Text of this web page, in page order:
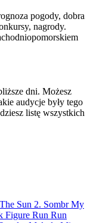
pogody, dobra
nagrody.
dni. Możesz
audycje były tego
listę wszystkich
Sun 2. Sombr My
Figure Run Run